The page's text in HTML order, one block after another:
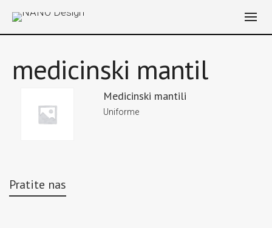
medicinski mantil
Medicinski mantili
Uniforme
Pratite nas